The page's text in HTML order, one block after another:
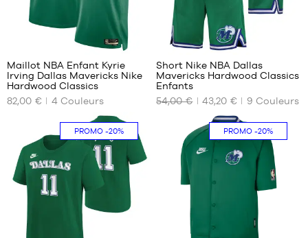
enfant
- 1m35
L -
enfant
- 1m50
à
enfant
- 1m65
à
1m80
NOS
DISPONIBLES
enfant
- 1m25
à
1m35
M -
enfant
- 1m35
154
Maillot NBA Enfant Kyrie
Irving Dallas Mavericks Nike
Hardwood Classics
82,00 €
4Couleurs
NOS
DISPONIBLES
enfant
- 1m25
1m35
enfant
- 1m35
58
Short Nike NBA Dallas
Mavericks Hardwood Classics
Enfants
54,00 €
43,20 € 9 Couleurs
PROMO-20% PROMO-20%